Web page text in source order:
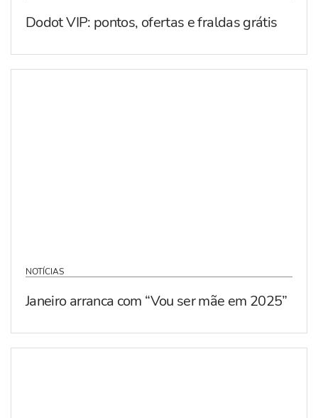
Dodot VIP: pontos, ofertas e fraldas grátis
NOTÍCIAS
Janeiro arranca com “Vou ser mãe em 2025”